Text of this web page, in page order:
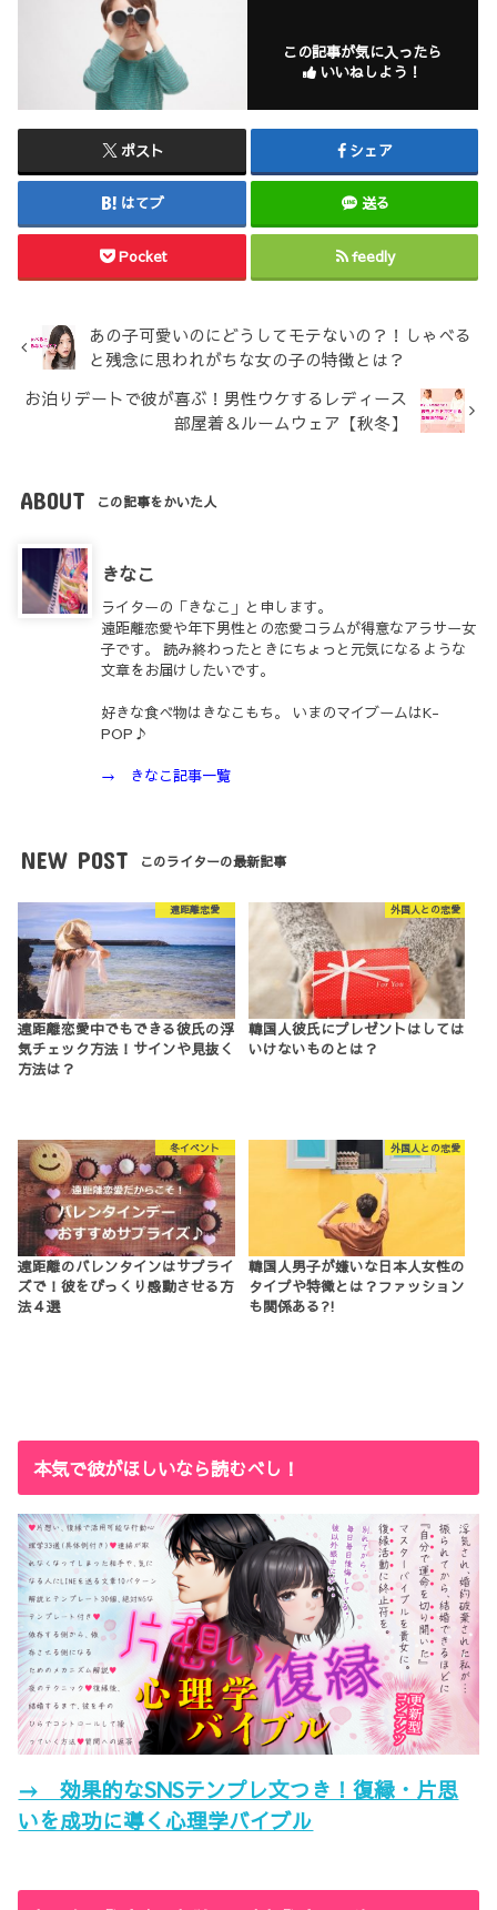
この記事が気に入ったら
いいねしよう！
ポスト シェア
はてブ 送る
Pocket feedly
あの子可愛いのにどうしてモテないの？！しゃべる
と残念に思われがちな女の子の特徴とは？
お泊りデートで彼が喜ぶ！男性ウケするレディース
部屋着＆ルームウェア【秋冬】
ABOUT この記事をかいた人
きなこ
ライターの「きなこ」と申します。
遠距離恋愛や年下男性との恋愛コラムが得意なアラサー女
子です。 読み終わったときにちょっと元気になるような
文章をお届けしたいです。
好きな食べ物はきなこもち。 いまのマイブームはK-
POP♪
→ きなこ記事一覧
NEW POST このライターの最新記事
遠距離恋愛
遠距離恋愛中でもできる彼氏の浮
気チェック方法！サインや見抜く
方法は？
外国人との恋愛
韓国人彼氏にプレゼントはしては
いけないものとは？
冬イベント
遠距離のバレンタインはサプライ
ズで！彼をびっくり感動させる方
法４選
外国人との恋愛
韓国人男子が嫌いな日本人女性の
タイプや特徴とは？ファッション
も関係ある?!
本気で彼がほしいなら読むべし！
→ 効果的なSNSテンプレ文つき！復縁・片思
いを成功に導く心理学バイブル